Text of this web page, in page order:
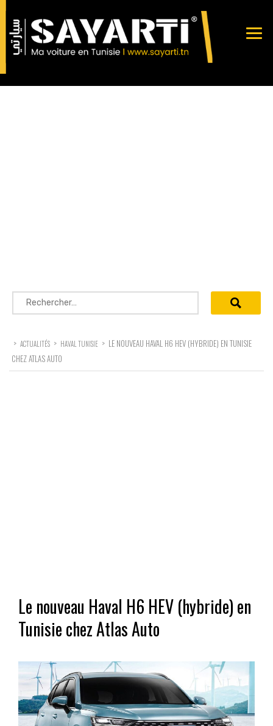
Rechercher :
> ACTUALITÉS > HAVAL TUNISIE > LE NOUVEAU HAVAL H6 HEV (HYBRIDE) EN TUNISIE
CHEZ ATLAS AUTO
Le nouveau Haval H6 HEV (hybride) en
Tunisie chez Atlas Auto